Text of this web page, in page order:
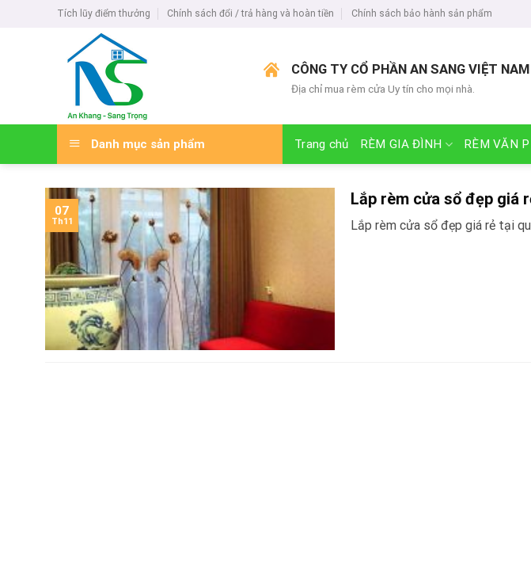
Tích lũy điểm thưởng Chính sách đổi / trả hàng và hoàn tiền Chính sách bảo hành sản phẩm
CÔNG TY CỔ PHẦN AN SANG VIỆT NAM
Địa chỉ mua rèm cửa Uy tín cho mọi nhà.
Danh mục sản phẩm Trang chủ RÈM GIA ĐÌNH RÈM VĂN
Lắp rèm cửa sổ đẹp giá
Lắp rèm cửa sổ đẹp giá rẻ tại
07
Th11